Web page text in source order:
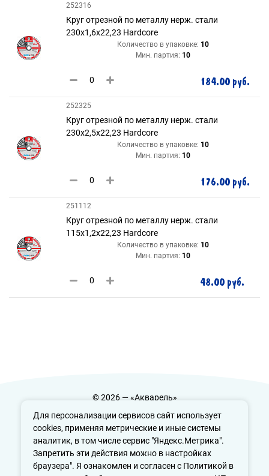
Для персонализации сервисов сайт использует
cookies, применяя метрические и иные системы
аналитик, в том числе сервис "Яндекс.Метрика".
Запретить эти действия можно в настройках
браузера". Я ознакомлен и согласен с Политикой в
252316
Круг отрезной по металлу нерж. стали
230х1,6х22,23 Hardcore
Количество в упаковке: 10
Мин. партия: 10
184.00 руб.
252325
Круг отрезной по металлу нерж. стали
230х2,5х22,23 Hardcore
Количество в упаковке: 10
Мин. партия: 10
176.00 руб.
251112
Круг отрезной по металлу нерж. стали
115х1,2х22,23 Hardcore
Количество в упаковке: 10
Мин. партия: 10
48.00 руб.
© 2026 — «Акварель»
Политика конфиденциальности